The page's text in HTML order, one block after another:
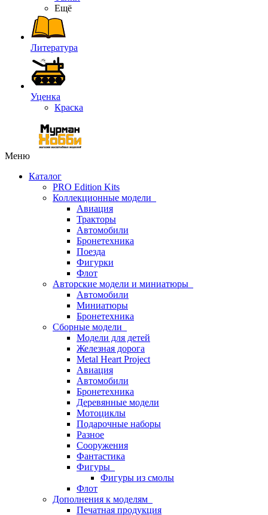
Ещё
Литература
Уценка
Краска
Меню
Каталог
PRO Edition Kits
Коллекционные модели
Авиация
Тракторы
Автомобили
Бронетехника
Поезда
Фигурки
Флот
Авторские модели и миниатюры
Автомобили
Миниатюры
Бронетехника
Сборные модели
Модели для детей
Железная дорога
Metal Heart Project
Авиация
Автомобили
Бронетехника
Деревянные модели
Мотоциклы
Подарочные наборы
Разное
Сооружения
Фантастика
Фигуры
Фигуры из смолы
Флот
Дополнения к моделям
Печатная продукция